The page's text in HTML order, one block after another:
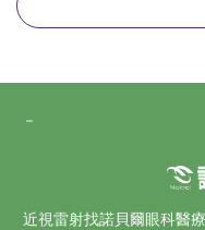
－
近視雷射找諾貝爾眼科醫